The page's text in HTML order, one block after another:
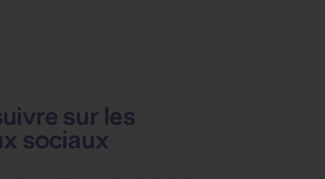
sur les
sociaux